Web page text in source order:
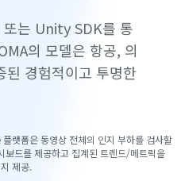
또는 Unity SDK를 통
의 모델은 항공, 의
된 경험적이고 투명한
랫폼은 동영상 전체의 인지 부하를 검사할
보드를 제공하고 집계된 트렌드/메트릭을
제공.